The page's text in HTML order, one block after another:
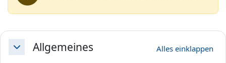
Abschnittsübersicht
EinklappenAllgemeines Alles einklappen